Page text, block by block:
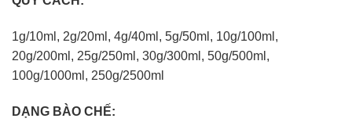
1g/10ml, 2g/20ml, 4g/40ml, 5g/50ml, 10g/100ml,
20g/200ml, 25g/250ml, 30g/300ml, 50g/500ml,
100g/1000ml, 250g/2500ml
DẠNG BÀO CHẾ: